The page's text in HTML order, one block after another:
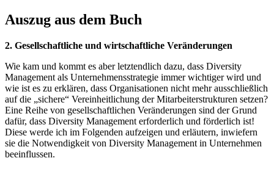
Auszug aus dem Buch
2. Gesellschaftliche und wirtschaftliche Veränderungen
Wie kam und kommt es aber letztendlich dazu, dass Diversity
Management als Unternehmensstrategie immer wichtiger wird und
wie ist es zu erklären, dass Organisationen nicht mehr ausschließlich
auf die „sichere“ Vereinheitlichung der Mitarbeiterstrukturen setzen?
Eine Reihe von gesellschaftlichen Veränderungen sind der Grund
dafür, dass Diversity Management erforderlich und förderlich ist!
Diese werde ich im Folgenden aufzeigen und erläutern, inwiefern
sie die Notwendigkeit von Diversity Management in Unternehmen
beeinflussen.